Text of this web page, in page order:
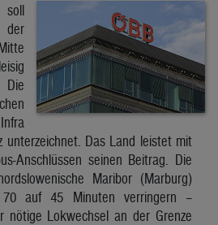
soll
der
unterzeichnet. Das Land leistet mit
Anschlüssen seinen Beitrag. Die
Maribor (Marburg)
auf 45 Minuten verringern –
nötige Lokwechsel an der Grenze